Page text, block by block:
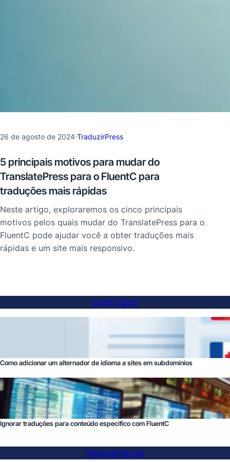
26 de agosto de 2024·TraduzirPress
5 principais motivos para mudar do
TranslatePress para o FluentC para
traduções mais rápidas
Neste artigo, exploraremos os cinco principais
motivos pelos quais mudar do TranslatePress para o
FluentC pode ajudar você a obter traduções mais
rápidas e um site mais responsivo.
Como fazer
Como adicionar um alternador de idioma a sites em subdomínios
Ignorar traduções para conteúdo específico com FluentC
Características